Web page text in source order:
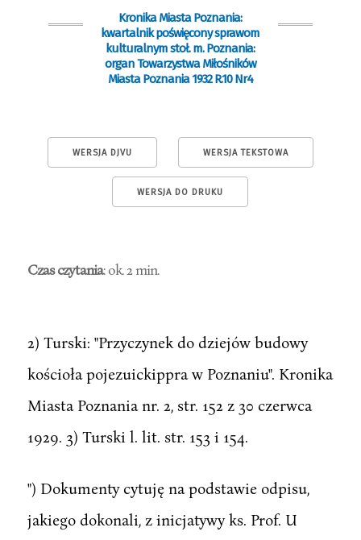
Kronika Miasta Poznania:
kwartalnik poświęcony sprawom
kulturalnym stoł. m. Poznania:
organ Towarzystwa Miłośników
Miasta Poznania 1932 R.10 Nr4
WERSJA DJVU WERSJA TEKSTOWA
WERSJA DO DRUKU
Czas czytania: ok. 2 min.
2) Turski: "Przyczynek do dziejów budowy
kościoła pojezuickippra w Poznaniu". Kronika
Miasta Poznania nr. 2, str. 152 z 30 czerwca
1929. 3) Turski l. lit. str. 153 i 154.
") Dokumenty cytuję na podstawie odpisu,
jakiego dokonali, z inicjatywy ks. Prof. U